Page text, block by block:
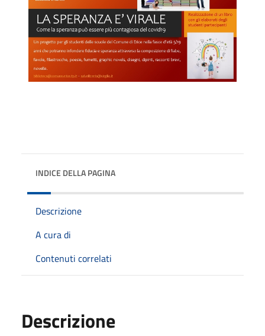
INDICE DELLA PAGINA
Descrizione
A cura di
Contenuti correlati
Descrizione